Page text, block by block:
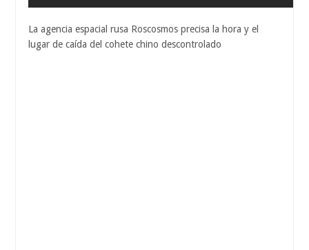
La agencia espacial rusa Roscosmos precisa la hora y el
lugar de caída del cohete chino descontrolado